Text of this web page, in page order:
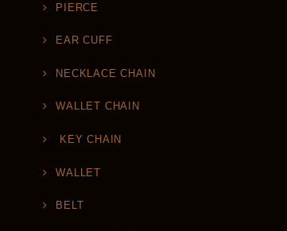
PIERCE
EAR CUFF
NECKLACE CHAIN
WALLET CHAIN
KEY CHAIN
WALLET
BELT